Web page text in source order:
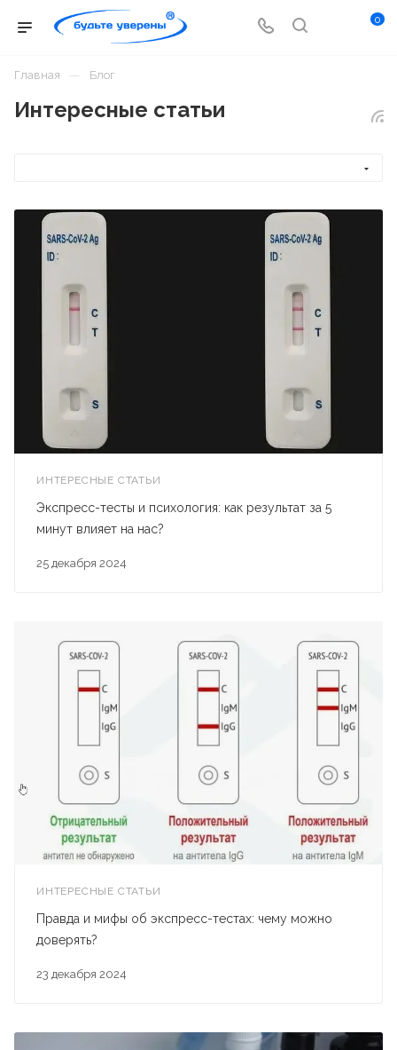
0
Интересные статьи
Главная — Блог
ИНТЕРЕСНЫЕ СТАТЬИ
25 декабря 2024
Экспресс-тесты и психология: как результат за 5
минут влияет на нас?
ИНТЕРЕСНЫЕ СТАТЬИ
23 декабря 2024
Правда и мифы об экспресс-тестах: чему можно
доверять?